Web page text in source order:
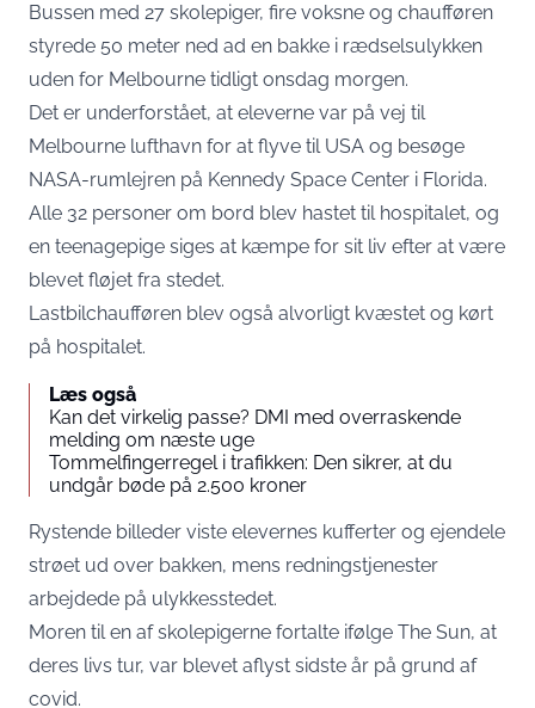
Bussen med 27 skolepiger, fire voksne og chaufføren
styrede 50 meter ned ad en bakke i rædselsulykken
uden for Melbourne tidligt onsdag morgen.
Det er underforstået, at eleverne var på vej til
Melbourne lufthavn for at flyve til USA og besøge
NASA-rumlejren på Kennedy Space Center i Florida.
Alle 32 personer om bord blev hastet til hospitalet, og
en teenagepige siges at kæmpe for sit liv efter at være
blevet fløjet fra stedet.
Lastbilchaufføren blev også alvorligt kvæstet og kørt
på hospitalet.
Læs også
Kan det virkelig passe? DMI med overraskende
melding om næste uge
Tommelfingerregel i trafikken: Den sikrer, at du
undgår bøde på 2.500 kroner
Rystende billeder viste elevernes kufferter og ejendele
strøet ud over bakken, mens redningstjenester
arbejdede på ulykkesstedet.
Moren til en af skolepigerne fortalte ifølge The Sun, at
deres livs tur, var blevet aflyst sidste år på grund af
covid.